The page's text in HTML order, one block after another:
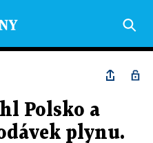
Polsko a
plynu.